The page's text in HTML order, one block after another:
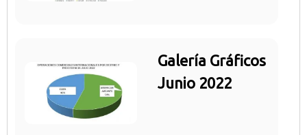
Galería Gráficos
Junio 2022